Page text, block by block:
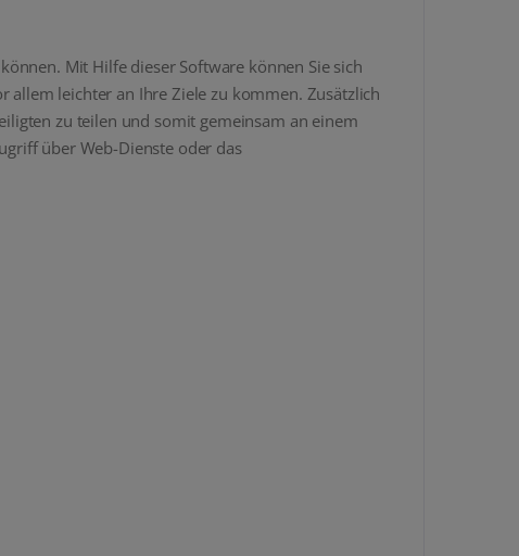
Mit Hilfe dieser Software können Sie sich
leichter an Ihre Ziele zu kommen. Zusätzlich
zu teilen und somit gemeinsam an einem
über Web-Dienste oder das